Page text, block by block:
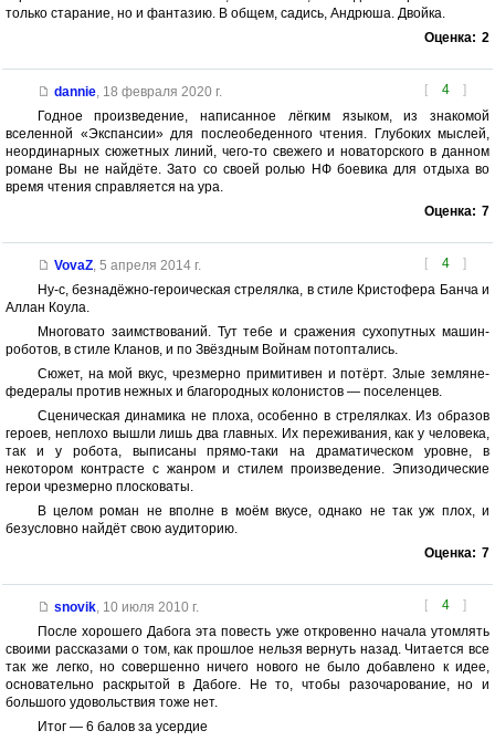
только старание, но и фантазию. В общем, садись, Андрюша. Двойка.
Оценка: 2
[ 4 ]
dannie, 18 февраля 2020 г.
Годное произведение, написанное лёгким языком, из знакомой
вселенной «Экспансии» для послеобеденного чтения. Глубоких мыслей,
неординарных сюжетных линий, чего-то свежего и новаторского в данном
романе Вы не найдёте. Зато со своей ролью НФ боевика для отдыха во
время чтения справляется на ура.
Оценка: 7
[ 4 ]
VovaZ, 5 апреля 2014 г.
Ну-с, безнадёжно-героическая стрелялка, в стиле Кристофера Банча и
Аллан Коула.
Многовато заимствований. Тут тебе и сражения сухопутных машин-
роботов, в стиле Кланов, и по Звёздным Войнам потоптались.
Сюжет, на мой вкус, чрезмерно примитивен и потёрт. Злые земляне-
федералы против нежных и благородных колонистов — поселенцев.
Сценическая динамика не плоха, особенно в стрелялках. Из образов
героев, неплохо вышли лишь два главных. Их переживания, как у человека,
так и у робота, выписаны прямо-таки на драматическом уровне, в
некотором контрасте с жанром и стилем произведение. Эпизодические
герои чрезмерно плосковаты.
В целом роман не вполне в моём вкусе, однако не так уж плох, и
безусловно найдёт свою аудиторию.
Оценка: 7
[ 4 ]
snovik, 10 июля 2010 г.
После хорошего Дабога эта повесть уже откровенно начала утомлять
своими рассказами о том, как прошлое нельзя вернуть назад. Читается все
так же легко, но совершенно ничего нового не было добавлено к идее,
основательно раскрытой в Дабоге. Не то, чтобы разочарование, но и
большого удовольствия тоже нет.
Итог — 6 балов за усердие